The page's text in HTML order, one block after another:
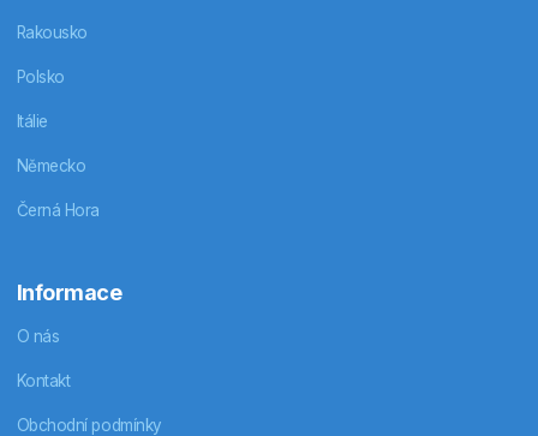
Rakousko
Polsko
Itálie
Německo
Černá Hora
Informace
O nás
Kontakt
Obchodní podmínky